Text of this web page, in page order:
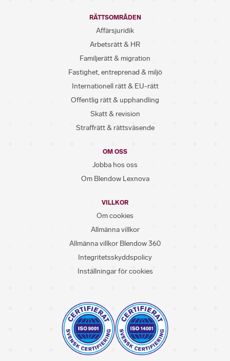
RÄTTSOMRÅDEN
Affärsjuridik
Arbetsrätt & HR
Familjerätt & migration
Fastighet, entreprenad & miljö
Internationell rätt & EU-rätt
Offentlig rätt & upphandling
Skatt & revision
Straffrätt & rättsväsende
OM OSS
Jobba hos oss
Om Blendow Lexnova
VILLKOR
Om cookies
Allmänna villkor
Allmänna villkor Blendow 360
Integritetsskyddspolicy
Inställningar för cookies